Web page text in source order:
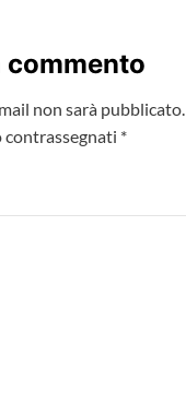
commento
non sarà pubblicato.
*